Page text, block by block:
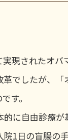
現されたオバ
でしたが、
す。
に自由診療が
1日の盲腸